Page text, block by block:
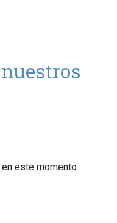
este momento.